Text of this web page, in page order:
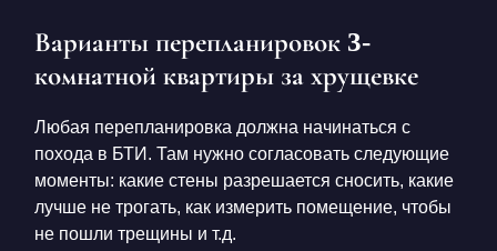
Варианты перепланировок 3-
комнатной квартиры за хрущевке
Любая перепланировка должна начинаться с
похода в БТИ. Там нужно согласовать следующие
моменты: какие стены разрешается сносить, какие
лучше не трогать, как измерить помещение, чтобы
не пошли трещины и т.д.